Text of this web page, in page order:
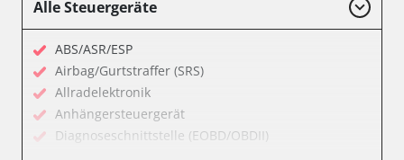
Alle Steuergeräte
ABS/ASR/ESP
Airbag/Gurtstraffer (SRS)
Allradelektronik
Anhängersteuergerät
Diagnoseschnittstelle (EOBD/OBDII)